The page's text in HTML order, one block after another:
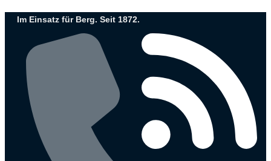
InhaltIm Einsatz für Berg. Seit 1872.